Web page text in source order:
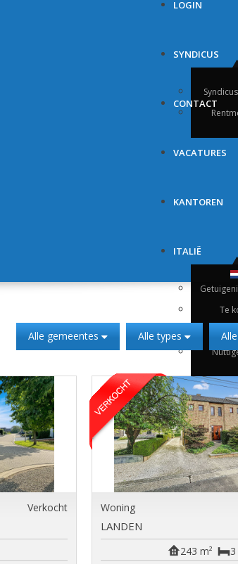
LOGIN
SYNDICUS
CONTACT
VACATURES
KANTOREN
ITALIË
Te
Te
Alle gemeentes Alle types
Verkocht Woning
LANDEN
3
243 m²